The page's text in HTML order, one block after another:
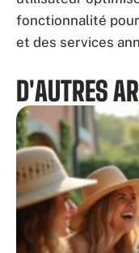
fonctionnalité
et des services
D'AUTRES